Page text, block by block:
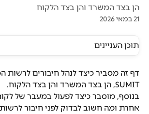
הן בצד המשרד והן בצד הלקוח
21 במאי 2026
תוכן העניינים
דף זה מסביר כיצד לנהל חיבורים לרשות
SUMIT, הן בצד המשרד והן בצד הלקוח.
בנוסף, מוסבר כיצד לפעול במעבר של
אחרת ומה חשוב לבדוק לפני חיבור